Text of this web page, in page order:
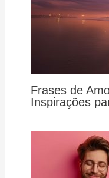
Frases de
Inspirações